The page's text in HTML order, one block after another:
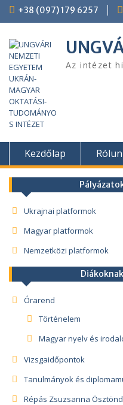
+38 (097) 179 6257
Az intézet
Kezdőlap
Ukrajnai platformok
Magyar platformok
Nemzetközi platformok
Diákoknak
Órarend
Történelem
Magyar nyelv és
Vizsgaidőpontok
Tanulmányok és
Répás Zsuzsanna